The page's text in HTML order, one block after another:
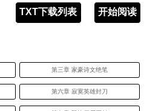
开始阅读
TXT下载列表
第三章 家豪诗文绝笔
第六章 寂寞英雄封刀